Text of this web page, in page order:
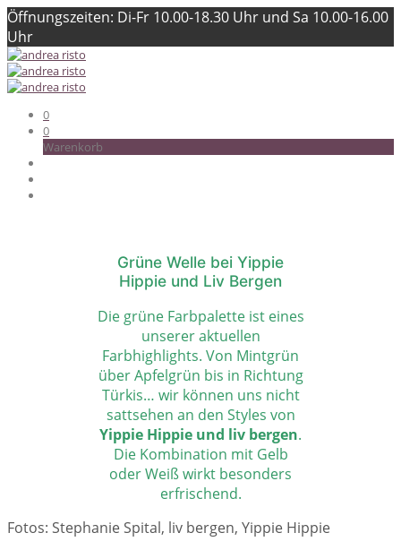
Öffnungszeiten: Di-Fr 10.00-18.30 Uhr und Sa 10.00-16.00
Uhr
0
0
Warenkorb
Grüne Welle bei Yippie
Hippie und Liv Bergen
Die grüne Farbpalette ist eines
unserer aktuellen
Farbhighlights. Von Mintgrün
über Apfelgrün bis in Richtung
Türkis… wir können uns nicht
sattsehen an den Styles von
Yippie Hippie und liv bergen.
Die Kombination mit Gelb
oder Weiß wirkt besonders
erfrischend.
Fotos: Stephanie Spital, liv bergen, Yippie Hippie